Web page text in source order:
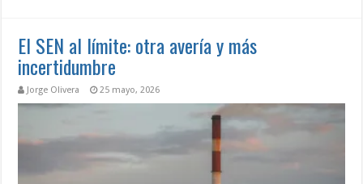
El SEN al límite: otra avería y más
incertidumbre
Jorge Olivera 25 mayo, 2026